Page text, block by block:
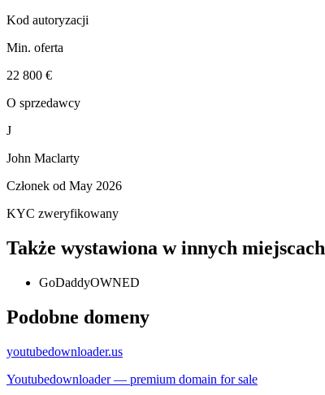
Kod autoryzacji
Min. oferta
22 800 €
O sprzedawcy
J
John Maclarty
Członek od May 2026
KYC zweryfikowany
Także wystawiona w innych miejscach
GoDaddyOWNED
Podobne domeny
youtubedownloader.us
Youtubedownloader — premium domain for sale